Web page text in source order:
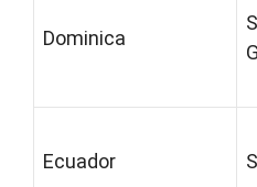
Dominica
Ecuador